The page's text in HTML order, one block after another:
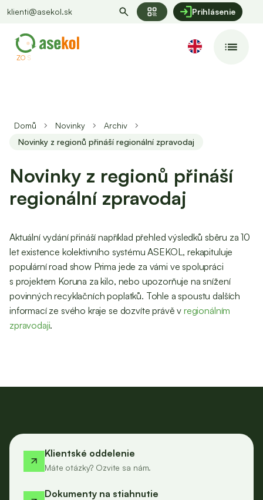
klienti@asekol.sk qr_code Prihlásenie
Domů Novinky
Archiv
Novinky z regionů přináší regionální zpravodaj
Novinky z regionů přináší
regionální zpravodaj
Aktuální vydání přináší například přehled výsledků sběru za 10
let existence kolektivního systému ASEKOL, rekapituluje
populární road show Prima jede za vámi ve spolupráci
s projektem Koruna za kilo, nebo upozorňuje na snížení
povinných recyklačních poplatků. Tohle a spoustu dalších
informací ze svého kraje se dozvíte právě v regionálním
zpravodaji.
Klientské oddelenie
Máte otázky? Ozvite sa nám.
Dokumenty na stiahnutie